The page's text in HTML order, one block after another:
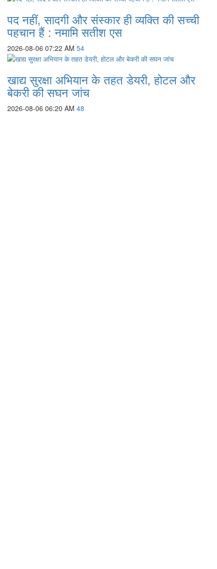
पद नहीं, सादगी और संस्कार ही व्यक्ति की सच्ची
पहचान हैं : नमामि सतीश एस
2026-08-06 07:22 AM 54
खाद्य सुरक्षा अभियान के तहत डेयरी, होटल और
बेकरी की सघन जांच
2026-08-06 06:20 AM 48